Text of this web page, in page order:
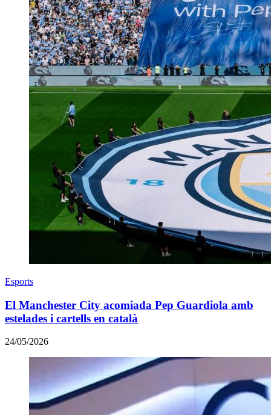
Esports
El Manchester City acomiada Pep Guardiola amb
estelades i cartells en català
24/05/2026